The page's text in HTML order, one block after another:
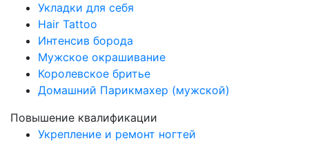
Укладки для себя
Hair Tattoo
Интенсив борода
Мужское окрашивание
Королевское бритье
Домашний Парикмахер (мужской)
Повышение квалификации
Укрепление и ремонт ногтей